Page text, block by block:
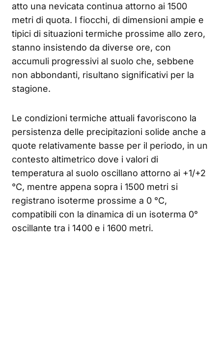
atto una nevicata continua attorno ai 1500
metri di quota. I fiocchi, di dimensioni ampie e
tipici di situazioni termiche prossime allo zero,
stanno insistendo da diverse ore, con
accumuli progressivi al suolo che, sebbene
non abbondanti, risultano significativi per la
stagione.
Le condizioni termiche attuali favoriscono la
persistenza delle precipitazioni solide anche a
quote relativamente basse per il periodo, in un
contesto altimetrico dove i valori di
temperatura al suolo oscillano attorno ai +1/+2
°C, mentre appena sopra i 1500 metri si
registrano isoterme prossime a 0 °C,
compatibili con la dinamica di un isoterma 0°
oscillante tra i 1400 e i 1600 metri.